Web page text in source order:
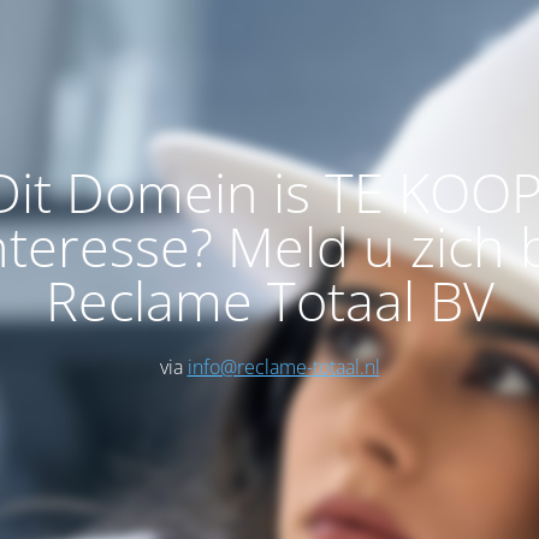
Domein is TE
Meld u zich
Reclame Totaal BV
via info@reclame-totaal.nl